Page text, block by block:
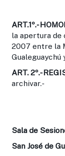
ART.1º.-
la apertura
2007 entre la
Gualeguaychú
ART. 2º.-
archivar.-
Sala de
San José de